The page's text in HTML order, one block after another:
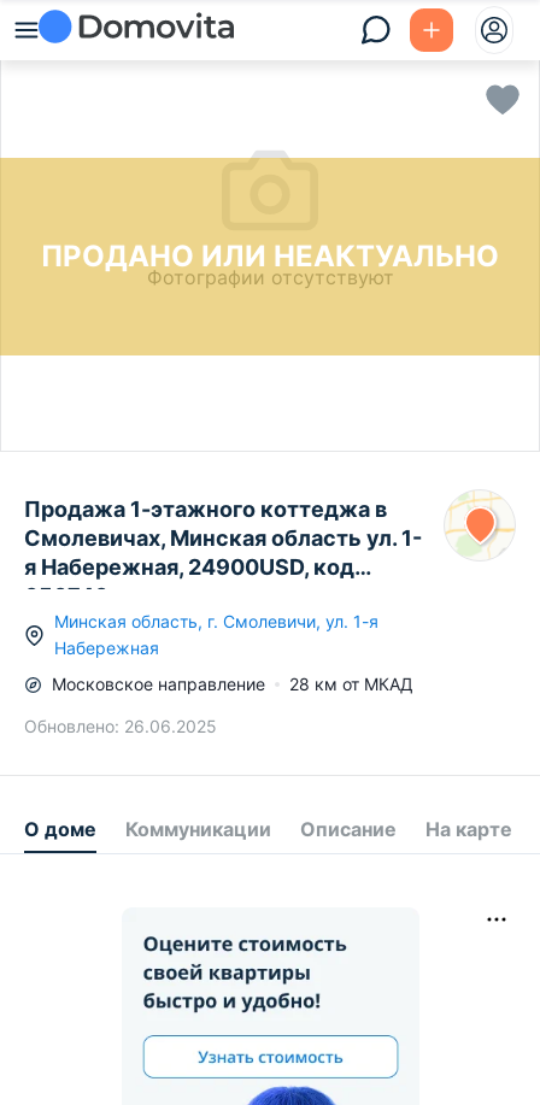
ПРОДАНО ИЛИ НЕАКТУАЛЬНО
Фотографии отсутствуют
Продажа 1-этажного коттеджа в
Смолевичах, Минская область ул. 1-
я Набережная, 24900USD, код
650740
Минская область, г. Смолевичи, ул. 1-я
Набережная
Московское направление 28 км от МКАД
Обновлено: 26.06.2025
О доме Коммуникации Описание На карте